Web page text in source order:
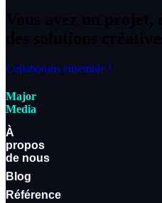
Collaborons ensemble !
Major
Media
À
propos
de nous
Blog
Référence